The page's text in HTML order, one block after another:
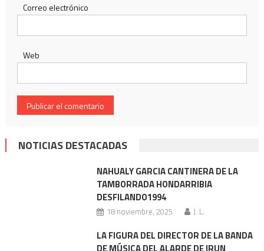
Correo electrónico
Web
NOTICIAS DESTACADAS
NAHUALY GARCIA CANTINERA DE LA
TAMBORRADA HONDARRIBIA
DESFILANDO1994
18 noviembre, 2025 J. L.
LA FIGURA DEL DIRECTOR DE LA BANDA